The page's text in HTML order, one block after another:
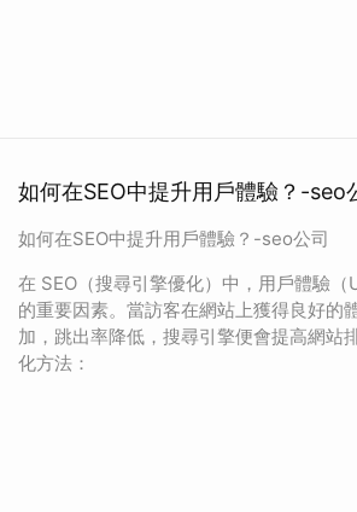
如何在SEO中提升用戶體驗？-seo
如何在SEO中提升用戶體驗？-seo公司
在 SEO（搜尋引擎優化）中，用戶體驗（
的重要因素。當訪客在網站上獲得良好的
加，跳出率降低，搜尋引擎便會提高網站
化方法：